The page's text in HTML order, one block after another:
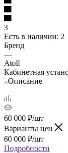
3
Есть в наличии: 2
Бренд
—
Atoll
Кабинетная
Описание
60 000 ₽/шт
Варианты цен
60 000 ₽/шт
Подробности